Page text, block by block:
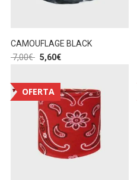
CAMOUFLAGE BLACK
7,00€ 5,60€
OFERTA